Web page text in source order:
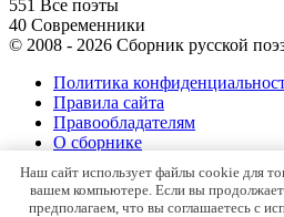
551 Все поэты
40 Современники
© 2008 - 2026 Сборник русской
Политика
Правила сайта
Правообладателям
О сборнике
Контакты
Карта сайта
Наш сайт использует файлы cookie для
вашем компьютере. Если вы
предполагаем, что вы соглашаетесь с